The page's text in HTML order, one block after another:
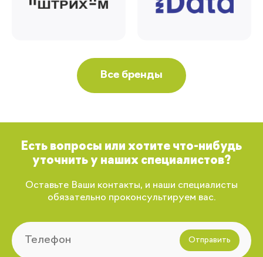
Все бренды
Есть вопросы или хотите что-нибудь
уточнить у наших специалистов?
Оставьте Ваши контакты, и наши специалисты
обязательно проконсультируем вас.
Отправить